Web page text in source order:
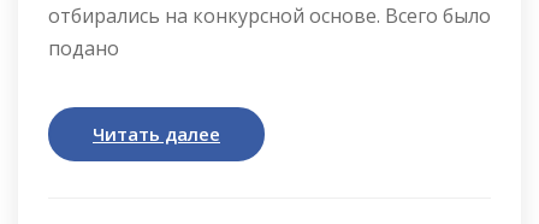
отбирались на конкурсной основе. Всего было
подано
Читать далее